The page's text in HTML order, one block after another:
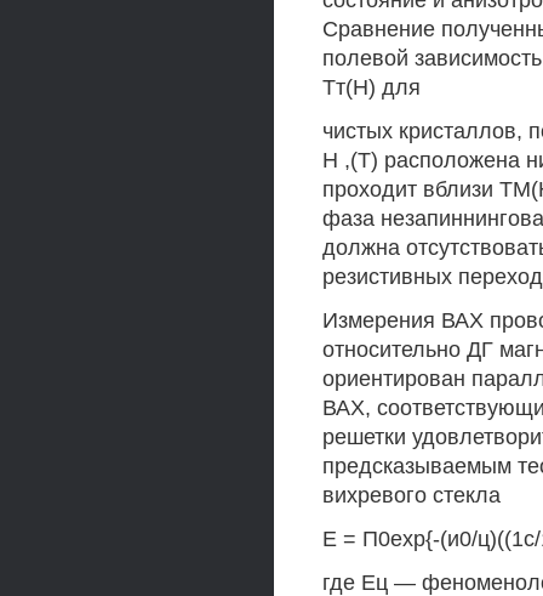
Сравнение
полевой
Тт(Н) для
чистых кристаллов,
Н ,(Т) расположена
проходит вблизи
фаза
должна
резистивных
Измерения ВАХ
относительно ДГ
ориентирован
ВАХ,
решетки
предсказываемым
вихревого стекла
Е = П0ехр{-(и0/
где Ец —